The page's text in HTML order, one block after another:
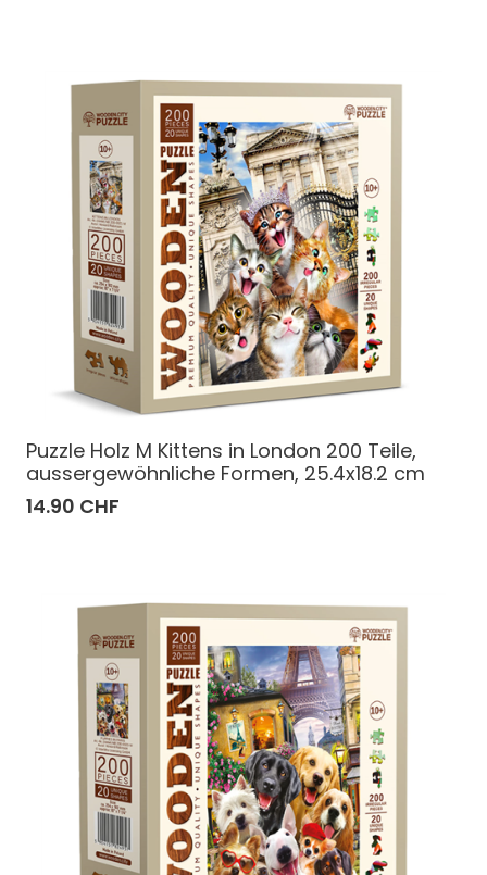
Puzzle Holz M Kittens in London 200 Teile,
aussergewöhnliche Formen, 25.4x18.2 cm
14.90 CHF